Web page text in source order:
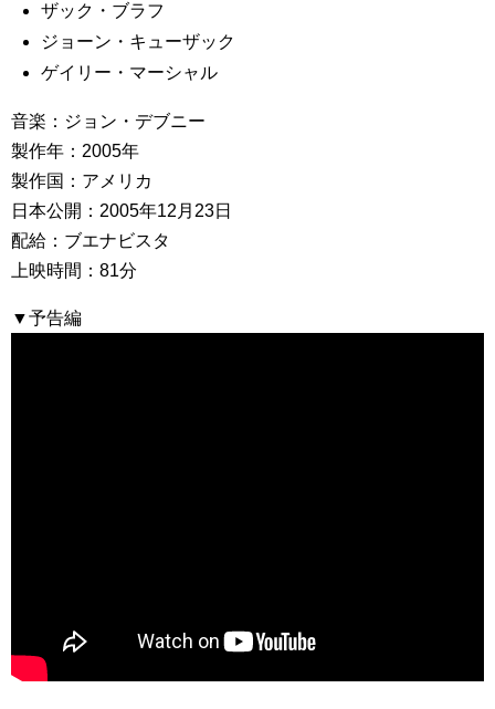
ザック・ブラフ
ジョーン・キューザック
ゲイリー・マーシャル
音楽：ジョン・デブニー
製作年：2005年
製作国：アメリカ
日本公開：2005年12月23日
配給：ブエナビスタ
上映時間：81分
▼予告編